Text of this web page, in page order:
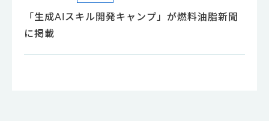
「生成AIスキル開発キャンプ」が燃料油脂新聞
に掲載